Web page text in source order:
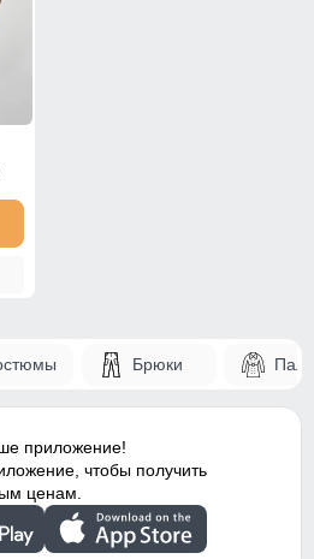
Брюки
приложение!
чтобы получить
ценам.